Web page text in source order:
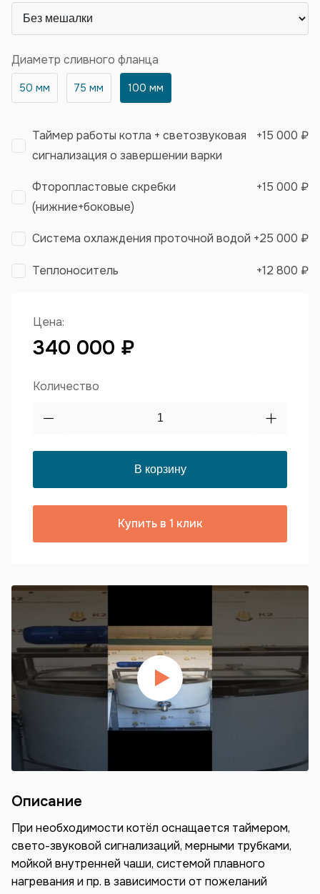
Диаметр сливного фланца
50 мм 75 мм 100 мм
Таймер работы котла + светозвуковая
сигнализация о завершении варки
+15 000 ₽
Фторопластовые скребки
(нижние+боковые)
+15 000 ₽
Система охлаждения проточной водой +25 000 ₽
Теплоноситель +12 800 ₽
Цена:
340 000 ₽
Количество
Купить в 1 клик
Описание
При необходимости котёл оснащается таймером,
свето-звуковой сигнализаций, мерными трубками,
мойкой внутренней чаши, системой плавного
нагревания и пр. в зависимости от пожеланий